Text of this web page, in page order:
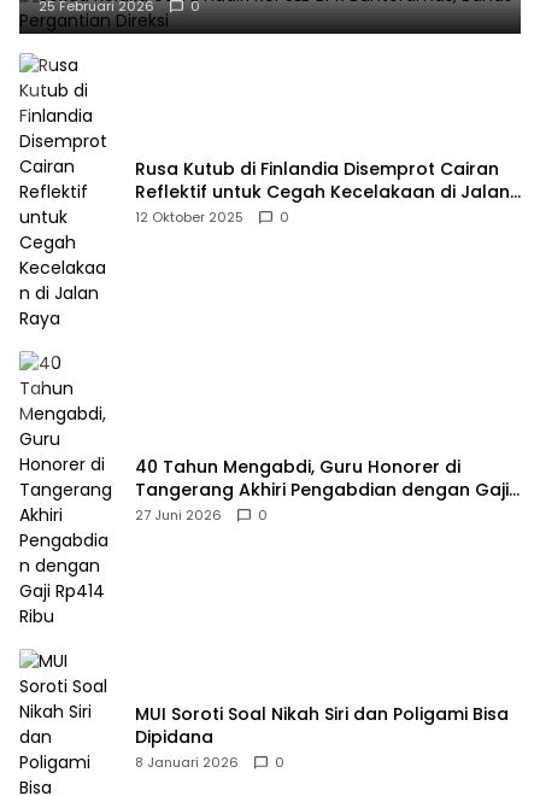
25 Februari 2026 0
Rusa Kutub di Finlandia Disemprot Cairan
Reflektif untuk Cegah Kecelakaan di Jalan
Raya
12 Oktober 2025 0
40 Tahun Mengabdi, Guru Honorer di
Tangerang Akhiri Pengabdian dengan Gaji
Rp414 Ribu
27 Juni 2026 0
MUI Soroti Soal Nikah Siri dan Poligami Bisa
Dipidana
8 Januari 2026 0